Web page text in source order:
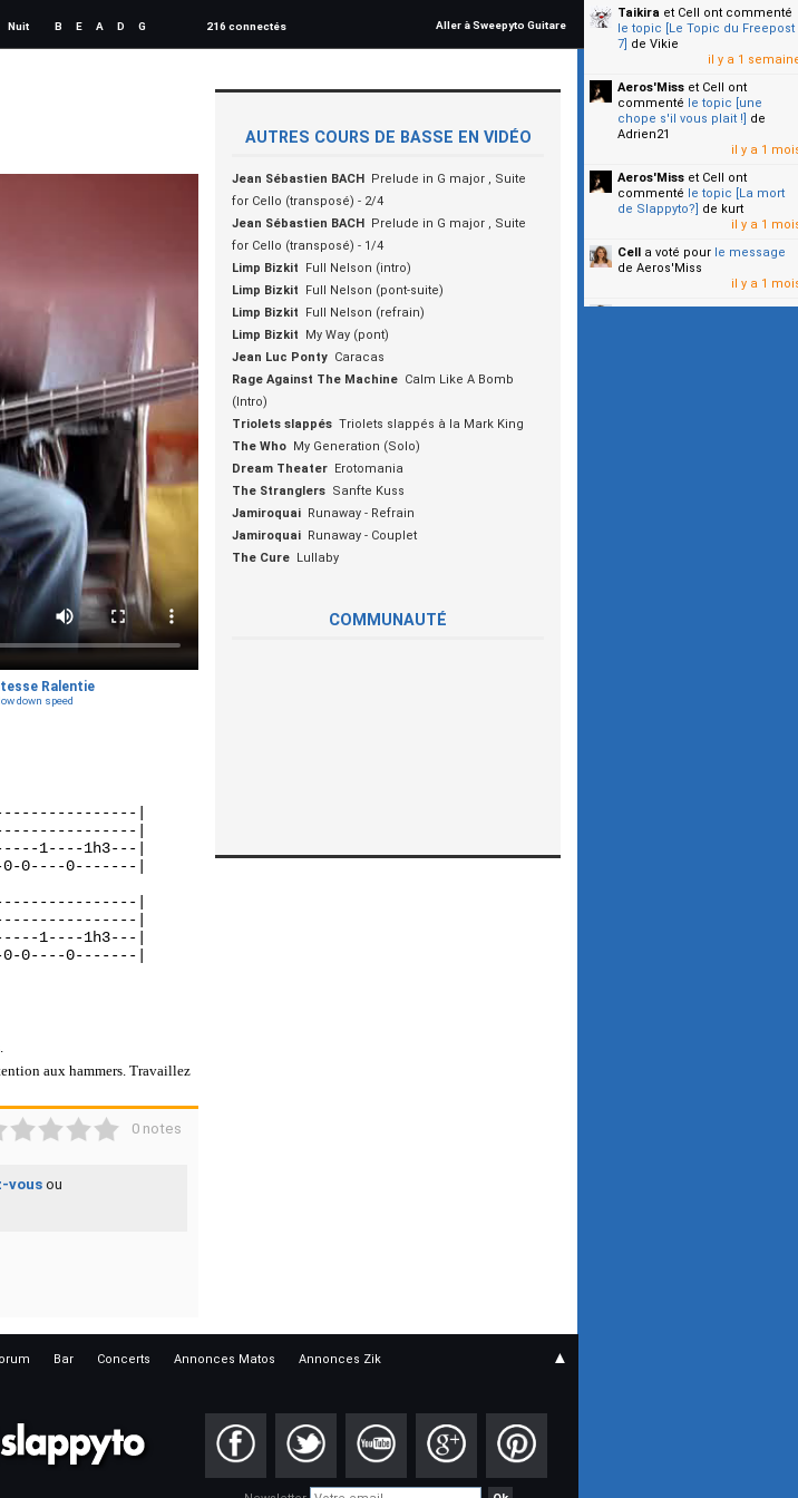
Nuit B E A D G 216 connectés Aller à Sweepyto Guitare
Ralentie
down speed
|
|
1----1h3---|
0-0----0-------|
|
|
1----1h3---|
0-0----0-------|
aux hammers. Travaillez
0 notes
vousou
AUTRES COURS DE BASSE EN VIDÉO
Jean Sébastien BACH Prelude in G major , Suite
for Cello (transposé) - 2/4
Jean Sébastien BACH Prelude in G major , Suite
for Cello (transposé) - 1/4
Limp Bizkit
Full Nelson (intro)
Limp Bizkit
Full Nelson (pont-suite)
Limp Bizkit
Full Nelson (refrain)
Limp Bizkit
My Way (pont)
Jean Luc Ponty Caracas
Rage Against The Machine Calm Like A Bomb
(Intro)
Triolets slappés Triolets slappés à la Mark King
The Who My Generation (Solo)
Dream Theater Erotomania
The Stranglers Sanfte Kuss
Jamiroquai Runaway - Refrain
Jamiroquai Runaway - Couplet
The Cure Lullaby
COMMUNAUTÉ
Taikira et Cell ont commenté
le topic [Le Topic du Freepost
7] de Vikie
il y a 1
Aeros'Miss et Cell ont
commenté le topic [une
chope s'il vous plait !] de
Adrien21
il y a 1
Aeros'Miss et Cell ont
commenté le topic [La mort
de Slappyto?] de kurt
il y a 1
Cell a voté pour le message
de Aeros'Miss
il y a 1
Cella voté pourle message
Bar Concerts Annonces Matos Annonces Zik ▲